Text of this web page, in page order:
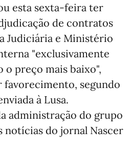
esta sexta-feira ter
de contratos
Judiciária e Ministério
"exclusivamente
preço mais baixo",
segundo
à Lusa.
administração do grupo
notícias do jornal Nascer